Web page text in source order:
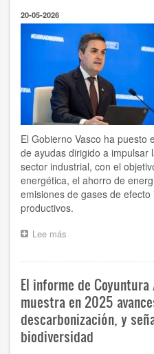
Euskadi
20-05-2026
El Gobierno Vasco ha puesto
de ayudas dirigido a impulsar
sector industrial, con el
energética, el ahorro de
emisiones de gases de
productivos.
Lee más
duplica
ayudas
para
impulsar
la
El informe de
muestra en 2025
descarbonización, y
biodiversidad